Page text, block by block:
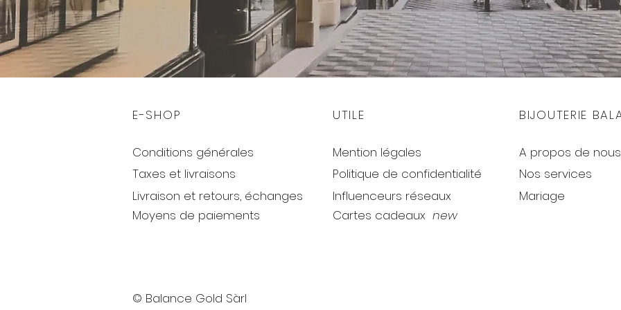
E-SHOP
Conditions générales
Taxes et livraisons
Livraison et retours, échanges
Moyens de paiements
UTILE
Mention légales
Politique de confidentialité
Influenceurs réseaux
Cartes cadeaux new
BIJOUTERIE
A propos de nous
Nos services
Mariage
© Balance Gold Sàrl